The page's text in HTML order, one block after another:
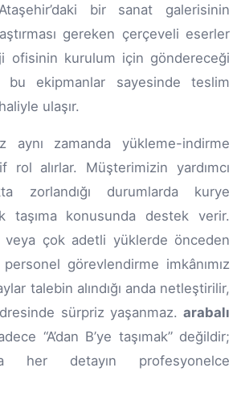
bir sanat galerisinin
gereken çerçeveli eserler
ofisinin kurulum için göndereceği
bu ekipmanlar sayesinde teslim
ulaşır.
aynı zamanda yükleme-indirme
rol alırlar. Müşterimizin yardımcı
zorlandığı durumlarda kurye
taşıma konusunda destek verir.
veya çok adetli yüklerde önceden
görevlendirme imkânımız
talebin alındığı anda netleştirilir,
sürpriz yaşanmaz. arabalı
“A’dan B’ye taşımak” değildir;
her detayın profesyonelce